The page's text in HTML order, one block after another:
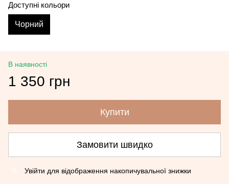
Доступні кольори
Чорний
В наявності
1 350 грн
Купити
Замовити швидко
Увійти для відображення накопичувальної знижки